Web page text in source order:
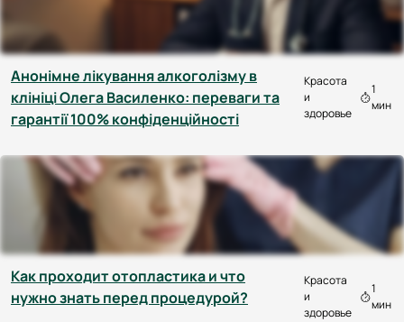
Анонімне лікування алкоголізму в
клініці Олега Василенко: переваги та
гарантії 100% конфіденційності
Красота
и
здоровье
1
мин
Как проходит отопластика и что
нужно знать перед процедурой?
Красота
и
здоровье
1
мин